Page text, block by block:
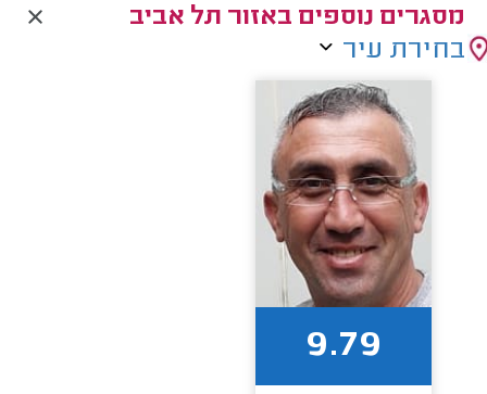
מסגרים נוספים באזור תל אביב
בחירת עיר
9.79